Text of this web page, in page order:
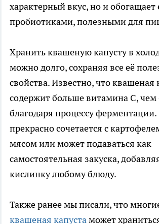
характерный вкус, но и обогащает
пробиотиками, полезными для
Хранить квашеную капусту в
можно долго, сохраняя все её
свойства. Известно, что квашеная
содержит больше витамина C, чем
благодаря процессу
прекрасно сочетается с
мясом или может подаваться как
самостоятельная закуска,
кислинку любому блюду.
Также ранее мы писали, что
квашеная капустаможет